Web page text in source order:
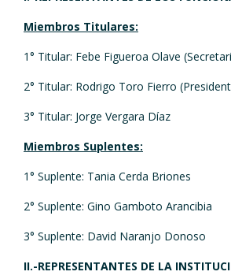
Miembros Titulares:
1° Titular: Febe Figueroa Olave
2° Titular: Rodrigo Toro Fierro
3° Titular: Jorge Vergara Díaz
Miembros Suplentes:
1° Suplente: Tania Cerda Briones
2° Suplente: Gino Gamboto Arancibia
3° Suplente: David Naranjo Donoso
II.-REPRESENTANTES DE LA